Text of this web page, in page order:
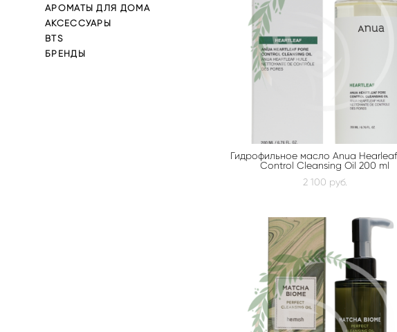
АРОМАТЫ ДЛЯ ДОМА
АКСЕССУАРЫ
BTS
БРЕНДЫ
Гидрофильное масло Anua
Control Cleansing Oil 200 ml
2 100 pуб.